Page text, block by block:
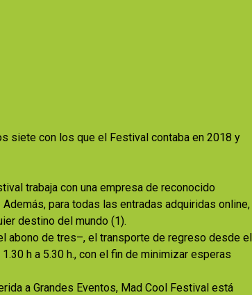
siete con los que el Festival contaba en 2018 y
trabaja con una empresa de reconocido
para todas las entradas adquiridas online,
destino del mundo (1).
abono de tres–, el transporte de regreso desde el
h a 5.30 h., con el fin de minimizar esperas
a Grandes Eventos, Mad Cool Festival está